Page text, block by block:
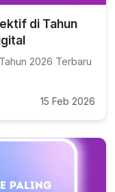
di Tahun
2026 Terbaru
15 Feb 2026